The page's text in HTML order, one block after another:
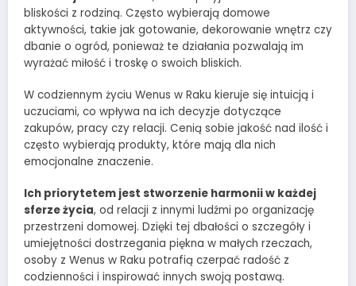
bliskości z rodziną. Często wybierają domowe
aktywności, takie jak gotowanie, dekorowanie wnętrz czy
dbanie o ogród, ponieważ te działania pozwalają im
wyrażać miłość i troskę o swoich bliskich.
W codziennym życiu Wenus w Raku kieruje się intuicją i
uczuciami, co wpływa na ich decyzje dotyczące
zakupów, pracy czy relacji. Cenią sobie jakość nad ilość i
często wybierają produkty, które mają dla nich
emocjonalne znaczenie.
Ich priorytetem jest stworzenie harmonii w każdej
sferze życia, od relacji z innymi ludźmi po organizację
przestrzeni domowej. Dzięki tej dbałości o szczegóły i
umiejętności dostrzegania piękna w małych rzeczach,
osoby z Wenus w Raku potrafią czerpać radość z
codzienności i inspirować innych swoją postawą.